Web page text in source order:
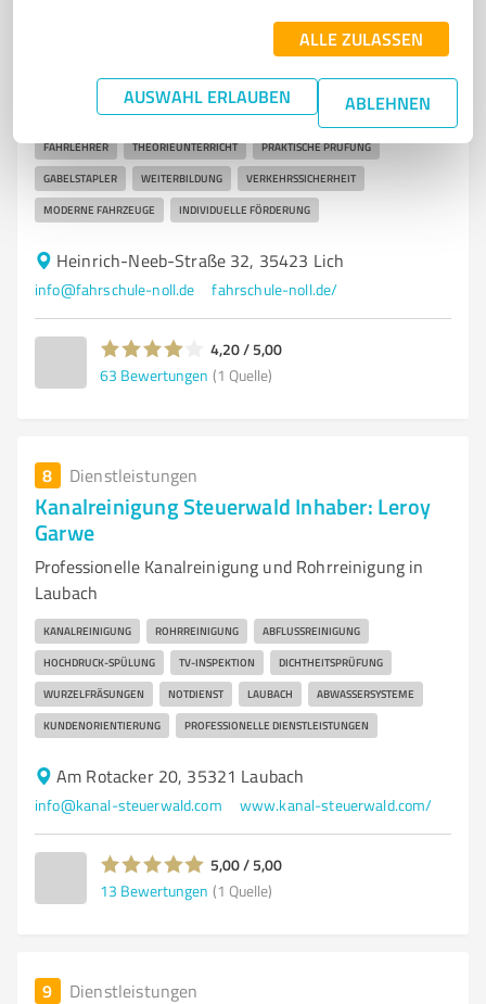
ALLE ZULASSEN
AUSWAHL ERLAUBEN ABLEHNEN
Fahrschule Michael Noll GmbH
Fahrschule Michael Noll in Lich –
Führerscheinausbildung für alle Klassen
FAHRSCHULE FÜHRERSCHEINKLASSEN AUSBILDUNG
FAHRLEHRER THEORIEUNTERRICHT PRAKTISCHE PRÜFUNG
GABELSTAPLER WEITERBILDUNG VERKEHRSSICHERHEIT
MODERNE FAHRZEUGE INDIVIDUELLE FÖRDERUNG
Heinrich-Neeb-Straße 32, 35423 Lich
info@fahrschule-noll.de fahrschule-noll.de/
4,20 / 5,00
63 Bewertungen (1 Quelle)
8 Dienstleistungen
Kanalreinigung Steuerwald Inhaber: Leroy
Garwe
Professionelle Kanalreinigung und Rohrreinigung in
Laubach
KANALREINIGUNG ROHRREINIGUNG ABFLUSSREINIGUNG
HOCHDRUCK-SPÜLUNG TV-INSPEKTION DICHTHEITSPRÜFUNG
WURZELFRÄSUNGEN NOTDIENST LAUBACH ABWASSERSYSTEME
KUNDENORIENTIERUNG PROFESSIONELLE DIENSTLEISTUNGEN
Am Rotacker 20, 35321 Laubach
info@kanal-steuerwald.com www.kanal-steuerwald.com/
5,00 / 5,00
13 Bewertungen (1 Quelle)
9 Dienstleistungen